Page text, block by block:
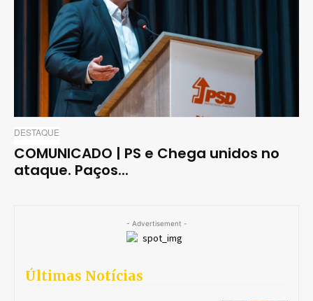
DESTAQUE
COMUNICADO | PS e Chega unidos no
ataque. Paços...
- Advertisement -
Últimas Notícias